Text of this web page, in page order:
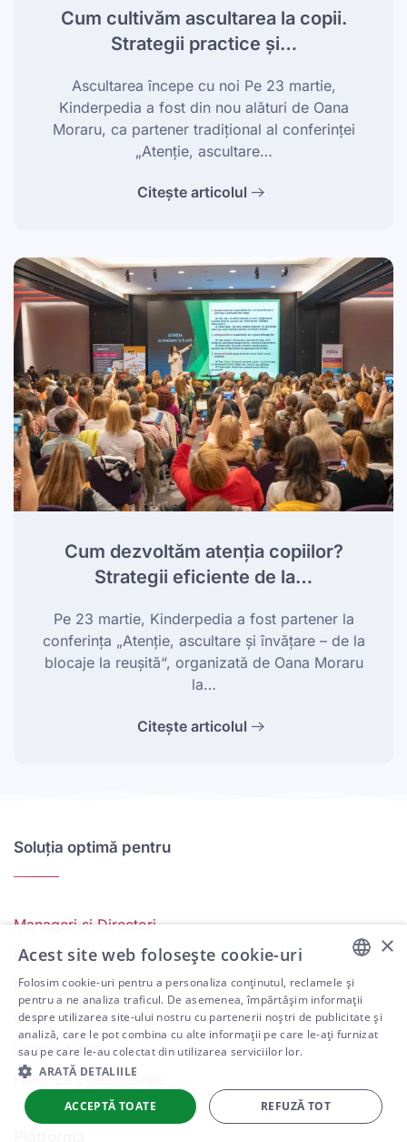
Cum cultivăm ascultarea la copii.
Strategii practice și…
Ascultarea începe cu noi Pe 23 martie,
Kinderpedia a fost din nou alături de Oana
Moraru, ca partener tradițional al conferinței
„Atenție, ascultare…
Citește articolul
Cum dezvoltăm atenția copiilor?
Strategii eficiente de la…
Pe 23 martie, Kinderpedia a fost partener la
conferința „Atenție, ascultare și învățare – de la
blocaje la reușită“, organizată de Oana Moraru
la…
Citește articolul
Soluția optimă pentru
Manageri și Directori
Părinți și Elevi
Profesori și Educatori
Grădinițe și Creșe
Școli și Licee
Francize Educaționale
ENGLISH
ARABIC
PORTUGUESE
×
Acest site web folosește cookie-uri
Folosim cookie-uri pentru a personaliza conținutul, reclamele și
pentru a ne analiza traficul. De asemenea, împărtășim informații
despre utilizarea site-ului nostru cu partenerii noștri de publicitate și
analiză, care le pot combina cu alte informații pe care le-ați furnizat
sau pe care le-au colectat din utilizarea serviciilor lor.
ARATĂ DETALIILE
ACCEPTĂ TOATE REFUZĂ TOT